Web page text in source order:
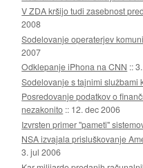
V ZDA kršijo tudi zasebnost
2008
Sodelovanje operaterjev
2007
Odklepanje iPhona na CNN ::
Sodelovanje s tajnimi službami
Posredovanje podatkov o
nezakonito :: 12. dec 2006
Izvrsten primer "pameti"
NSA izvajala prisluškovanje
3. jul 2006